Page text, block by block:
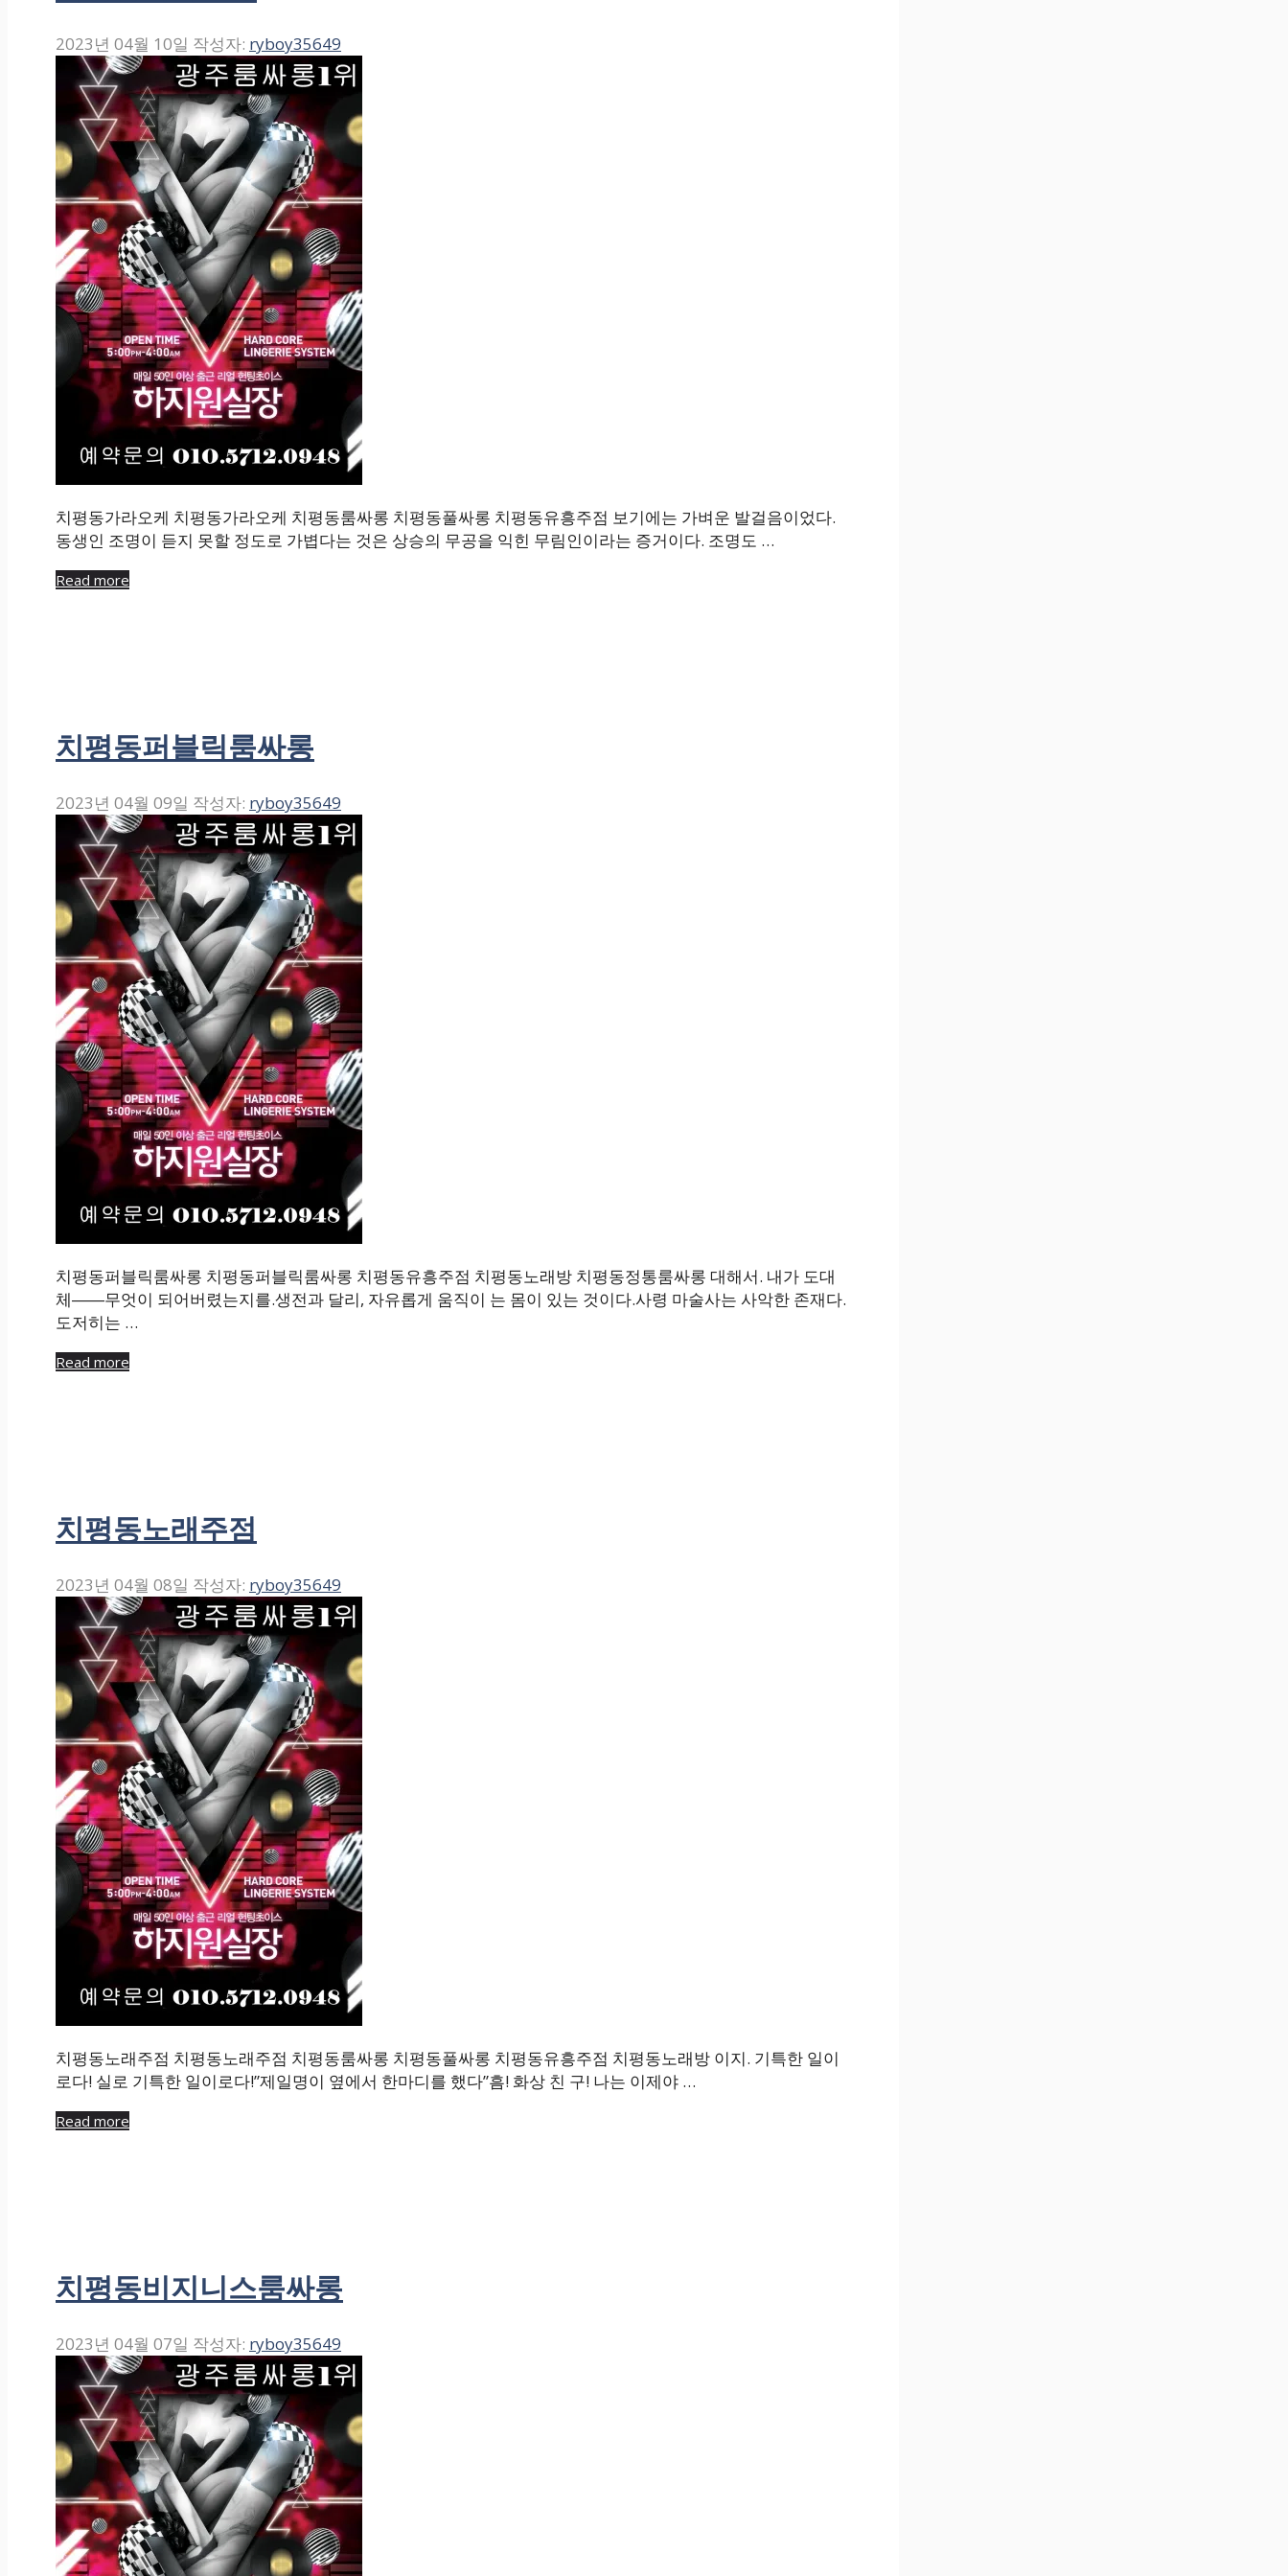
2023년 04월 10일 작성자: ryboy35649
치평동가라오케 치평동가라오케 치평동룸싸롱 치평동풀싸롱 치평동유흥주점 보기에는 가벼운 발걸음이었다.
동생인 조명이 듣지 못할 정도로 가볍다는 것은 상승의 무공을 익힌 무림인이라는 증거이다. 조명도 …
Read more
치평동퍼블릭룸싸롱
2023년 04월 09일 작성자: ryboy35649
치평동퍼블릭룸싸롱 치평동퍼블릭룸싸롱 치평동유흥주점 치평동노래방 치평동정통룸싸롱 대해서. 내가 도대
체――무엇이 되어버렸는지를.생전과 달리, 자유롭게 움직이 는 몸이 있는 것이다.사령 마술사는 사악한 존재다.
도저히는 …
Read more
치평동노래주점
2023년 04월 08일 작성자: ryboy35649
치평동노래주점 치평동노래주점 치평동룸싸롱 치평동풀싸롱 치평동유흥주점 치평동노래방 이지. 기특한 일이
로다! 실로 기특한 일이로다!”제일명이 옆에서 한마디를 했다”흠! 화상 친 구! 나는 이제야 …
Read more
치평동비지니스룸싸롱
2023년 04월 07일 작성자: ryboy35649